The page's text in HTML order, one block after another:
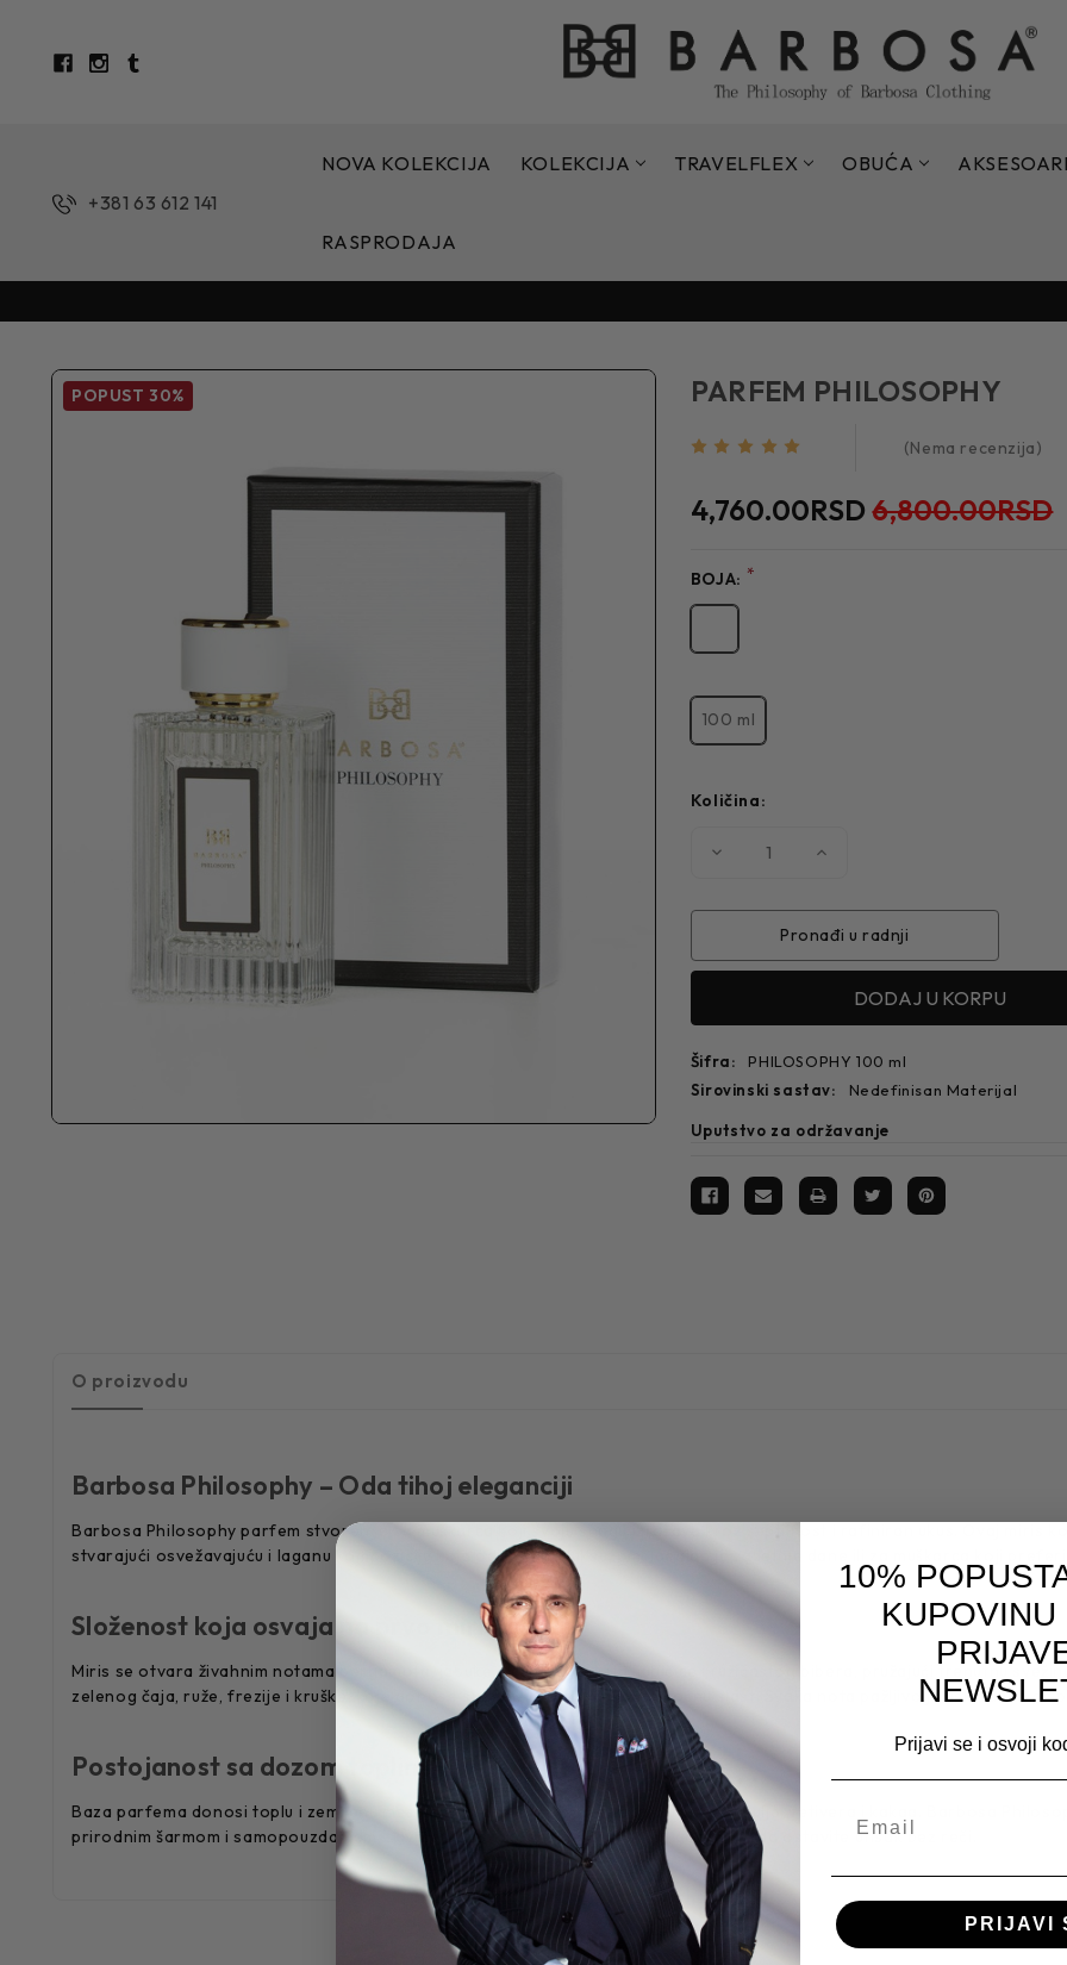
+381 63 612 141
NOVA KOLEKCIJA KOLEKCIJA TRAVELFLEX OBUĆA AKSESOARI
RASPRODAJA
Sezonsko sniženje do 70% - 15.07. - 11.09.2026.
POPUST30% PARFEM PHILOSOPHY
(Nema recenzija)
4,760.00RSD 6,800.00RSD
BOJA: *
100 ml
Količina:
Smanjite Povećajte
Pronađi u radnji
Šifra:
PHILOSOPHY 100 ml
sirovinski sastav:
Nedefinisan Materijal
Uputstvo za održavanje
O proizvodu
Barbosa Philosophy – Oda tihoj eleganciji
Barbosa Philosophy parfem stvoren je za muškarca koji svoju snagu izražava kroz suptilnost i rafiniran ukus. Ovaj miris
stvarajući osvežavajuću i laganu kompoziciju koja odiše tihim luksuzom. Idealan je za letnje dane ili za muškarca koji
Složenost koja osvaja na prvo mirisanje
Miris se otvara živahnim notama bergamota, jabuke, grejpfruta, lista ljubičice i ružičastog bibera, pružajući trenutnu
zelenog čaja, ruže, frezije i kruške, koje donose suptilnu cvetnu mekoću i voćnu slast. Svaka nota pažljivo je usklađena da
Postojanost sa dozom topline
Baza parfema donosi toplu i zemljanu mešavinu kedrovine, amberwooda, tonka pasulja, vetivera i kakaa. Barbosa
prirodnim šarmom i samopouzdanjem, savršen za svakodnevne trenutke kada želite da ostavite utisak bez reči.
10%
KUPOVINU
Prijavi se i osvoji
PRIJAVI